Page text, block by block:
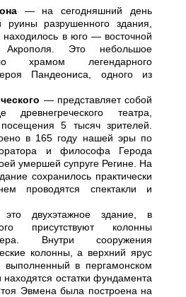
— на сегодняшний день
руины разрушенного здания,
находилось в юго — восточной
Акрополя. Это небольшое
храмом легендарного
Пандеониса, одного из
— представляет собой
театра,
5 тысяч зрителей.
в 165 году нашей эры по
оратора и философа Герода
умершей супруге Регине. На
сохранилось практически
проводятся спектакли и
двухэтажное здание, в
присутствуют колонны
Внутри сооружения
колонны, а верхний ярус
выполненный в пергамонском
остатки фундамента
Эвмена была построена на